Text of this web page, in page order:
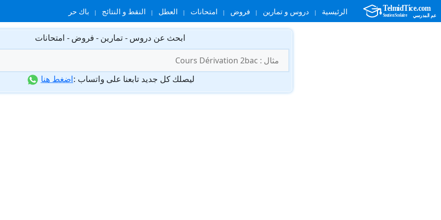
الرئيسية دروس و تمارين فروض امتحانات العطل النقط و النتائج باك حر
ابحث عن دروس - تمارين - فروض - امتحانات
عن:
ليصلك كل جديد تابعنا على واتساب :اضغط هنا